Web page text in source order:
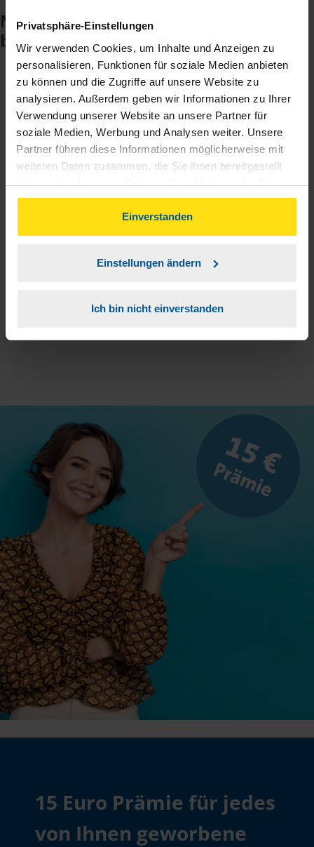
Privatsphäre-Einstellungen
Wir verwenden Cookies, um Inhalte und Anzeigen zu
personalisieren, Funktionen für soziale Medien anbieten
zu können und die Zugriffe auf unsere Website zu
analysieren. Außerdem geben wir Informationen zu Ihrer
Verwendung unserer Website an unsere Partner für
soziale Medien, Werbung und Analysen weiter. Unsere
Partner führen diese Informationen möglicherweise mit
weiteren Daten zusammen, die Sie ihnen bereitgestellt
haben oder die sie im Rahmen Ihrer Nutzung der Dienste
gesammelt haben. Indem Sie auf Einverstanden klicken,
können Sie der Verwendung von Cookies, gemäß
unserer➔ Datenschutzrichtliniezustimmen.
Einverstanden
Einstellungen ändern
Ich bin nicht einverstanden
Noch keinen Zugang? So einfach
beantragen Sie ihn.
1
Sie teilen mir mit, dass Sie MeineVLH nutzen
wollen.
2 Sie bekommen eine E-Mail mit Ihren Zugangsdaten
und einem Aktivierungslink.
Sie erhalten von mir Ihr Einmal-Passwort.
eingeben und los geht's.
15 Euro Prämie für jedes
von Ihnen geworbene